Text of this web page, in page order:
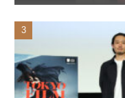
ピール！？